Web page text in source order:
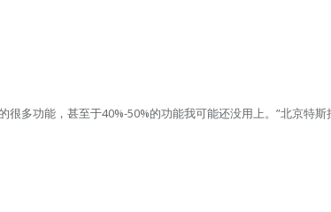
很多功能，甚至于40%-50%的功能我可能还没用上。”北京特